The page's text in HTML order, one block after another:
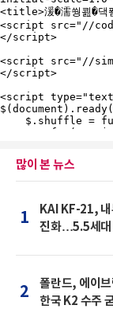
많이 본 뉴스
1
KAI KF-21, 내
진화…5.5세대
2
폴란드, 에이
한국 K2 수주